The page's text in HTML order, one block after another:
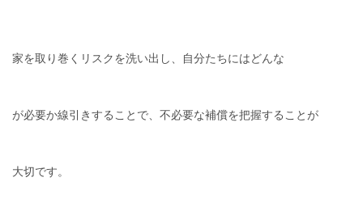
家を取り巻くリスクを洗い出し、自分たちにはどんな
が必要か線引きすることで、不必要な補償を把握することが
大切です。